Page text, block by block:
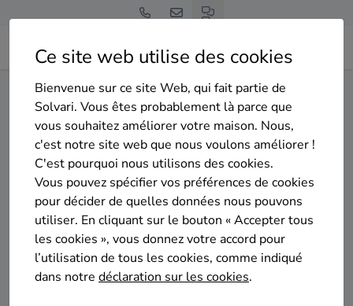
Ce site web utilise des cookies
Bienvenue sur ce site Web, qui fait partie de
Solvari. Vous êtes probablement là parce que
vous souhaitez améliorer votre maison. Nous,
c'est notre site web que nous voulons améliorer !
C'est pourquoi nous utilisons des cookies.
Vous pouvez spécifier vos préférences de cookies
pour décider de quelles données nous pouvons
utiliser. En cliquant sur le bouton « Accepter tous
les cookies », vous donnez votre accord pour
l’utilisation de tous les cookies, comme indiqué
dans notre déclaration sur les cookies.
Home Panneaux solaires Liège Wanze
Gratuit et sans engagement
Top 20 des installateurs de
panneaux solaires à Wanze
Comparer des devis